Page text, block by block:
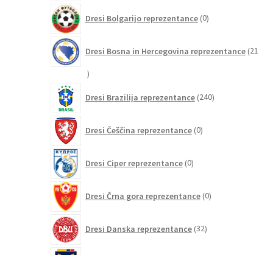
Dresi Bolgarijo reprezentance 0izdelkov
Dresi Bosna in Hercegovina reprezentance 21
21
Dresi Brazilija reprezentance 240izdelkov
Dresi Češčina reprezentance 0izdelkov
Dresi Ciper reprezentance 0izdelkov
Dresi Črna gora reprezentance 0izdelkov
Dresi Danska reprezentance 32izdelkov